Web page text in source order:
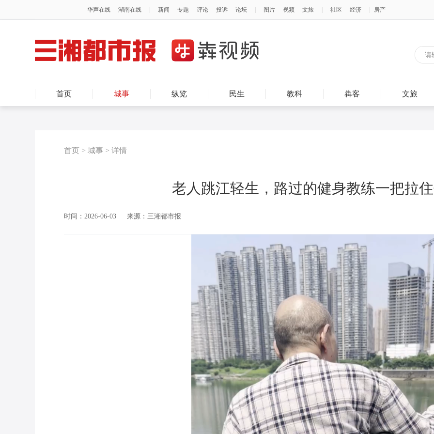
首页 城事 纵览 民生 教科 犇客 文旅
首页 > 城事 > 详情
老人跳江轻生，路过的健身教练一把拉
时间：2026-06-03 来源：三湘都市报